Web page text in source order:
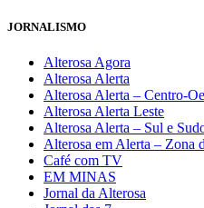
JORNALISMO
Alterosa Agora
Alterosa Alerta
Alterosa Alerta – Centro-
Alterosa Alerta Leste
Alterosa Alerta – Sul e
Alterosa em Alerta – Zona
Café com TV
EM MINAS
Jornal da Alterosa